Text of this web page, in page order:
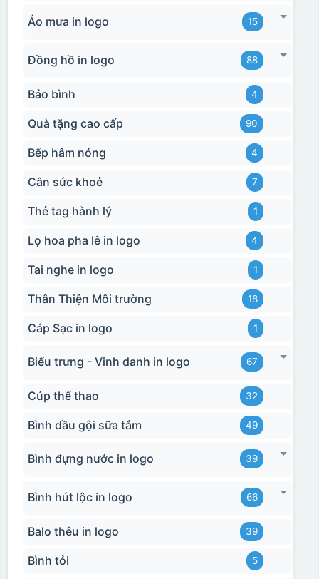
Áo mưa in logo 15
Đồng hồ in logo 88
Bảo bình 4
Quà tặng cao cấp 90
Bếp hâm nóng 4
Cân sức khoẻ 7
Thẻ tag hành lý 1
Lọ hoa pha lê in logo 4
Tai nghe in logo 1
Thân Thiện Môi trường 18
Cáp Sạc in logo 1
Biểu trưng - Vinh danh in logo 67
Cúp thể thao 32
Bình dầu gội sữa tắm 49
Bình đựng nước in logo 39
Bình hút lộc in logo 66
Balo thêu in logo 39
Bình tỏi 5